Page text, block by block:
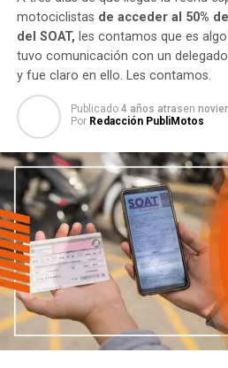
motociclistas de acceder al 50%
del SOAT, les contamos que es
tuvo comunicación con un
y fue claro en ello. Les contamos.
Publicado 4 años atrasen
Por Redacción PubliMotos